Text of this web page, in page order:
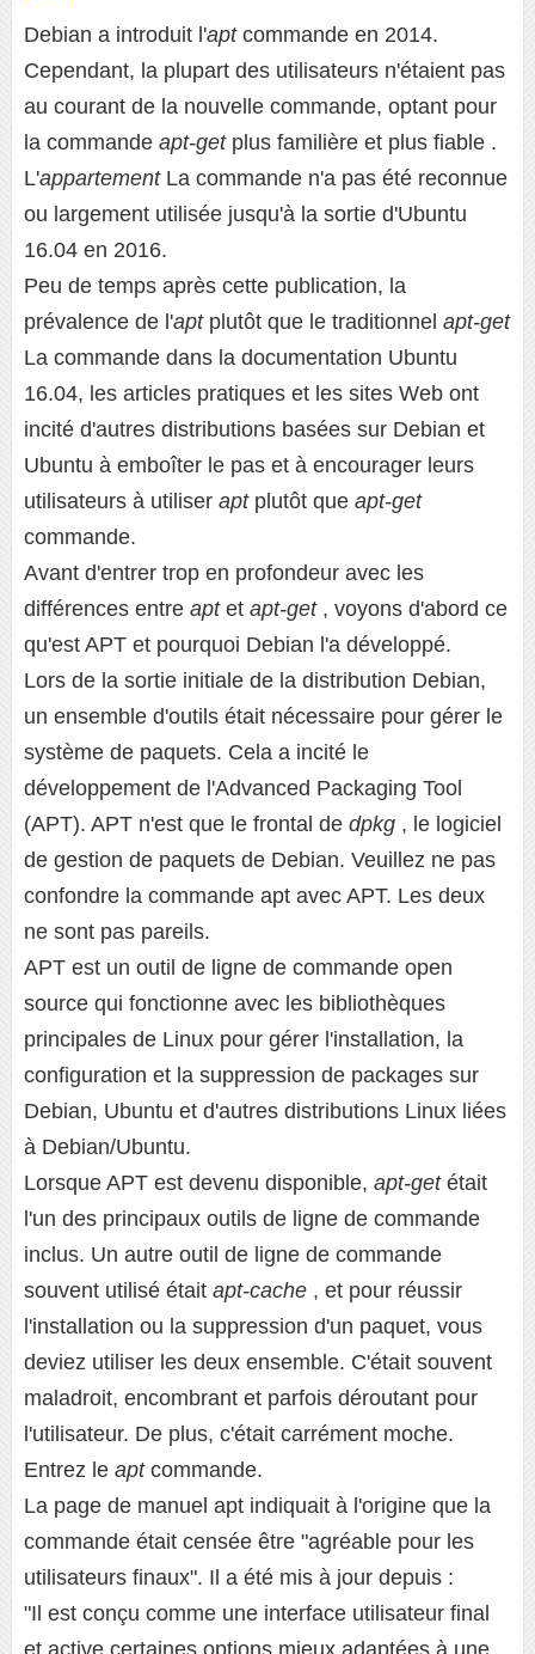
Debian a introduit l'aptcommande en 2014.
Cependant, la plupart des utilisateurs n'étaient pas
au courant de la nouvelle commande, optant pour
la commande apt-getplus familière et plus fiable .
L'appartementLa commande n'a pas été reconnue
ou largement utilisée jusqu'à la sortie d'Ubuntu
16.04 en 2016.
Peu de temps après cette publication, la
prévalence de l'aptplutôt que le traditionnel apt-get
La commande dans la documentation Ubuntu
16.04, les articles pratiques et les sites Web ont
incité d'autres distributions basées sur Debian et
Ubuntu à emboîter le pas et à encourager leurs
utilisateurs à utiliser aptplutôt que apt-get
commande.
Avant d'entrer trop en profondeur avec les
différences entre aptet apt-get, voyons d'abord ce
qu'est APT et pourquoi Debian l'a développé.
Lors de la sortie initiale de la distribution Debian,
un ensemble d'outils était nécessaire pour gérer le
système de paquets. Cela a incité le
développement de l'Advanced Packaging Tool
(APT). APT n'est que le frontal de dpkg , le logiciel
de gestion de paquets de Debian. Veuillez ne pas
confondre la commande apt avec APT. Les deux
ne sont pas pareils.
APT est un outil de ligne de commande open
source qui fonctionne avec les bibliothèques
principales de Linux pour gérer l'installation, la
configuration et la suppression de packages sur
Debian, Ubuntu et d'autres distributions Linux liées
à Debian/Ubuntu.
Lorsque APT est devenu disponible, apt-getétait
l'un des principaux outils de ligne de commande
inclus. Un autre outil de ligne de commande
souvent utilisé était apt-cache , et pour réussir
l'installation ou la suppression d'un paquet, vous
deviez utiliser les deux ensemble. C'était souvent
maladroit, encombrant et parfois déroutant pour
l'utilisateur. De plus, c'était carrément moche.
Entrez le aptcommande.
La page de manuel apt indiquait à l'origine que la
commande était censée être "agréable pour les
utilisateurs finaux". Il a été mis à jour depuis :
"Il est conçu comme une interface utilisateur final
et active certaines options mieux adaptées à une